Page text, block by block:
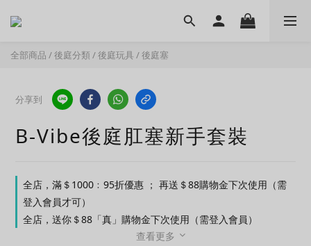
全部商品 /後庭分類 /後庭玩具 /後庭塞
分享到
B-Vibe後庭肛塞新手套裝
全店，滿＄1000﹕95折優惠 ； 再送＄88購物金下次使用（需
登入會員才可）
全店，送你＄88「真」購物金下次使用（需登入會員）
查看更多